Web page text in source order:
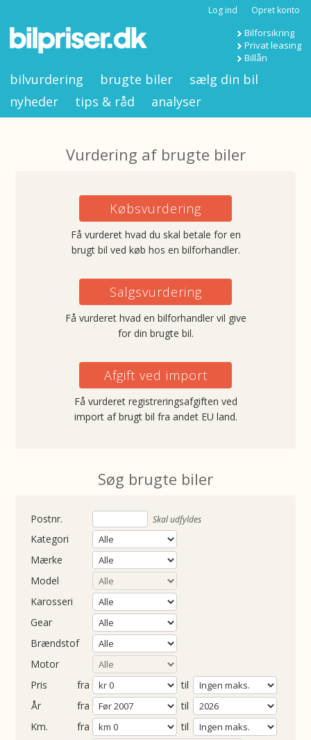
Log ind Opret konto
Bilforsikring
Privat leasing
Billån
bilvurdering brugte biler
sælg din bil
nyheder
tips & råd analyser
Vurdering af brugte biler
Købsvurdering
Få vurderet hvad du skal betale for en
brugt bil ved køb hos en bilforhandler.
Salgsvurdering
Få vurderet hvad en bilforhandler vil give
for din brugte bil.
Afgift ved import
Få vurderet registreringsafgiften ved
import af brugt bil fra andet EU land.
Søg brugte biler
Skal udfyldes
Kategori
Mærke
Model
Karosseri
Gear
Brændstof
Motor
Pris
fra
til
fra
til
fra
til